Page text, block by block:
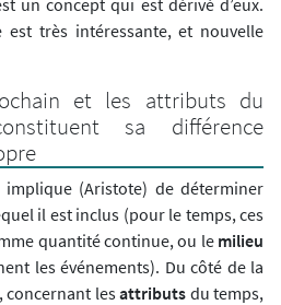
est très intéressante, et nouvelle
et les attributs du
sa différence
(Aristote) de déterminer
il est inclus (pour le temps, ces
quantité continue, ou le milieu
les événements). Du côté de la
concernant lesattributs du temps,